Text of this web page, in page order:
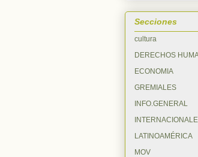
Secciones
cultura
DERECHOS
ECONOMIA
GREMIALES
INFO.GENERAL
LATINOAMÉRICA
MOV